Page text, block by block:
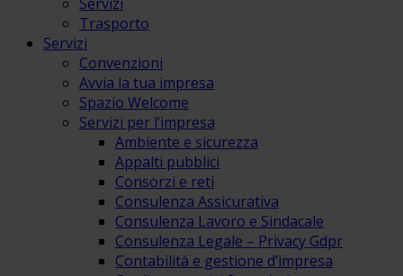
Trasporto
Servizi
Convenzioni
Avvia la tua impresa
Spazio Welcome
Servizi per l’impresa
Ambiente e sicurezza
Appalti pubblici
Consorzi e reti
Consulenza Assicurativa
Consulenza Lavoro e Sindacale
Consulenza Legale – Privacy Gdpr
Contabilità e gestione d’impresa